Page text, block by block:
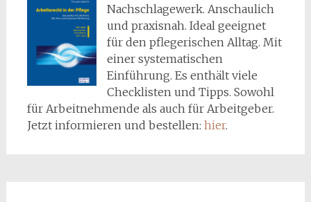
Nachschlagewerk. Anschaulich
und praxisnah. Ideal geeignet
für den pflegerischen Alltag. Mit
einer systematischen
Einführung. Es enthält viele
Checklisten und Tipps. Sowohl
für Arbeitnehmende als auch für Arbeitgeber.
Jetzt informieren und bestellen: hier.